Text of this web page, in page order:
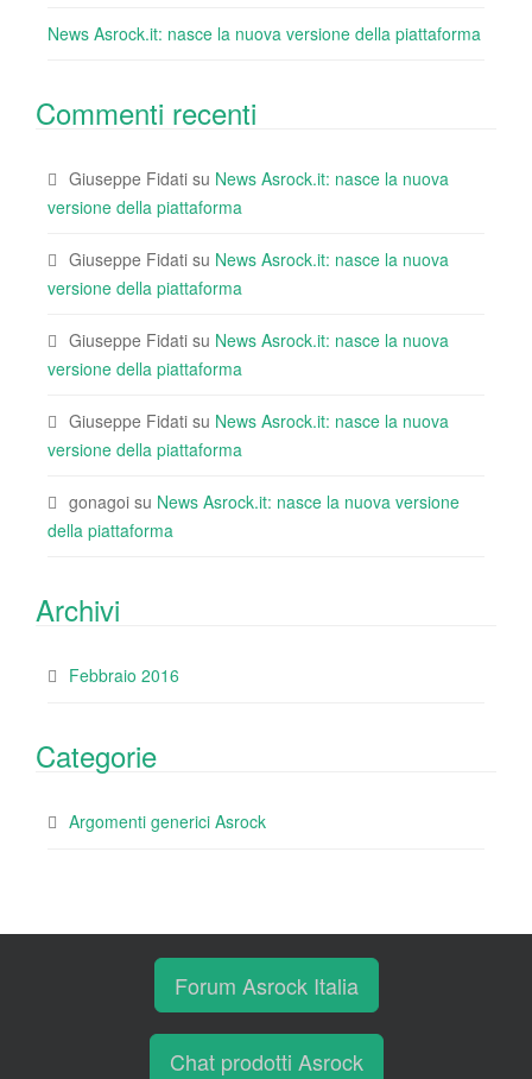
News Asrock.it: nasce la nuova versione della piattaforma
Commenti recenti
Giuseppe Fidati su News Asrock.it: nasce la nuova
versione della piattaforma
Giuseppe Fidati su News Asrock.it: nasce la nuova
versione della piattaforma
Giuseppe Fidati su News Asrock.it: nasce la nuova
versione della piattaforma
Giuseppe Fidati su News Asrock.it: nasce la nuova
versione della piattaforma
gonagoi su News Asrock.it: nasce la nuova versione
della piattaforma
Archivi
Febbraio 2016
Categorie
Argomenti generici Asrock
Forum Asrock Italia
Chat prodotti Asrock